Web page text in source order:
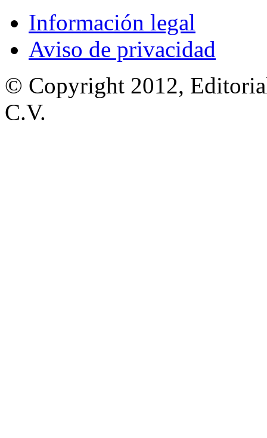
Información legal
Aviso de privacidad
© Copyright 2012,
C.V.